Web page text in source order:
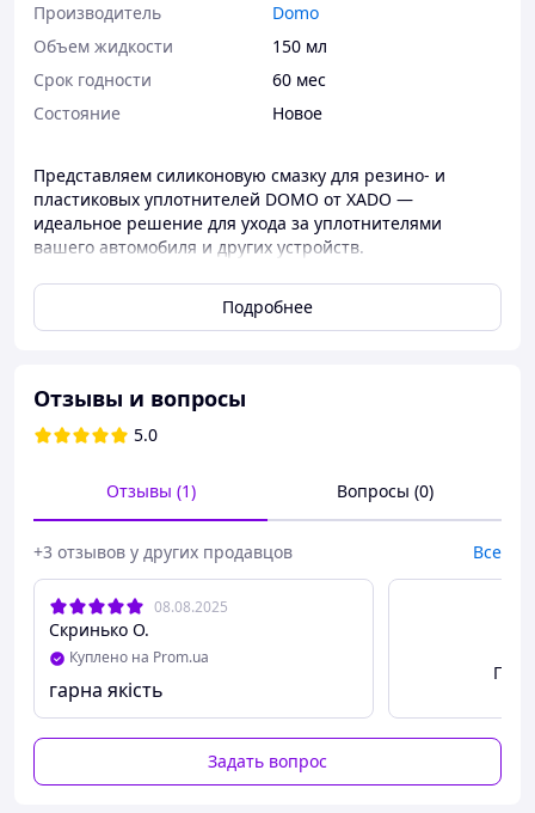
Производитель
Domo
Объем жидкости
150 мл
Срок годности
60 мес
Состояние
Новое
Представляем силиконовую смазку для резино- и
пластиковых уплотнителей DOMO от XADO —
идеальное решение для ухода за уплотнителями
вашего автомобиля и других устройств.
Преимущества:
Восстановление эластичности:
растрескивание.
Водоотталкивающие свойства:
уплотнителей.
пластика, металла, винила и других композитных
материалов.
Долговечность:
уплотнители, увеличивая срок их службы.
Применение:
Нанесите смазку на чистую и сухую поверхность
уплотнителя, равномерно распределяя средство.
Рекомендуется проводить обработку дважды в год —
весной и осенью — для поддержания оптимального
Подробнее
Отзывы и вопросы
5.0
Отзывы (1) Вопросы (0)
+3 отзывов у других продавцов Все
08.08.2025
Скринько О.
Куплено на Prom.ua
гарна якість
Задать вопрос